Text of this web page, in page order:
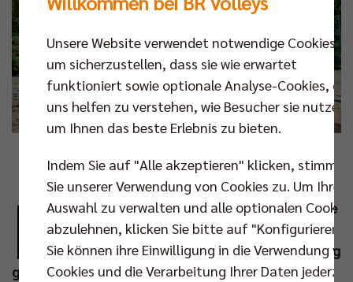
Foto: Maria Butze
M it 139 % der Zielsumme ist das diesjährige
Crowdfunding für das große BR Volleys
Talente-Camp 2025 zu einem vollen Erfolg
geworden. Damit werden auch in diesem Jahr die
Unsere Website verwendet notwendige Cookies,
um sicherzustellen, dass sie wie erwartet
funktioniert sowie optionale Analyse-Cookies, die
uns helfen zu verstehen, wie Besucher sie nutzen,
um Ihnen das beste Erlebnis zu bieten.
Indem Sie auf "Alle akzeptieren" klicken, stimmen
Sie unserer Verwendung von Cookies zu. Um Ihre
Auswahl zu verwalten und alle optionalen Cookies
abzulehnen, klicken Sie bitte auf "Konfigurieren".
Sie können ihre Einwilligung in die Verwendung
Cookies und die Verarbeitung Ihrer Daten